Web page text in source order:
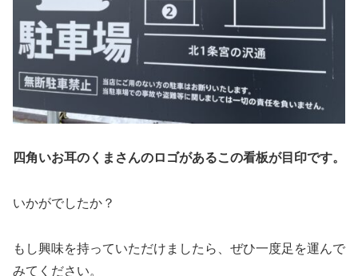
四角いお耳のくまさんのロゴがあるこの看板が目印です。
いかがでしたか？
もし興味を持っていただけましたら、ぜひ一度足を運んで
みてください。